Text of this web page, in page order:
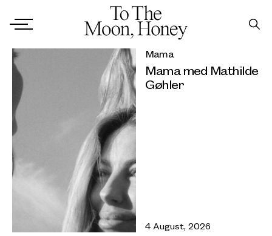
Mama
Mama med Mathilde
Gøhler
4 August, 2026